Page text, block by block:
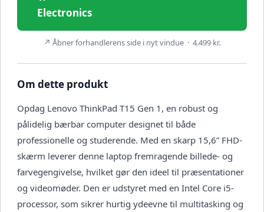
Electronics
↗ Åbner forhandlerens side i nyt vindue · 4.499 kr.
Om dette produkt
Opdag Lenovo ThinkPad T15 Gen 1, en robust og
pålidelig bærbar computer designet til både
professionelle og studerende. Med en skarp 15,6” FHD-
skærm leverer denne laptop fremragende billede- og
farvegengivelse, hvilket gør den ideel til præsentationer
og videomøder. Den er udstyret med en Intel Core i5-
processor, som sikrer hurtig ydeevne til multitasking og